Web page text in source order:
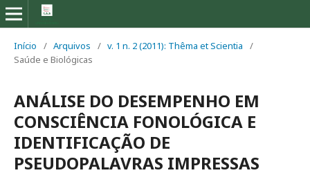
Início / Arquivos / v. 1 n. 2 (2011): Thêma et Scientia
/
Saúde e Biológicas
ANÁLISE DO DESEMPENHO EM
CONSCIÊNCIA FONOLÓGICA E
IDENTIFICAÇÃO DE
PSEUDOPALAVRAS IMPRESSAS